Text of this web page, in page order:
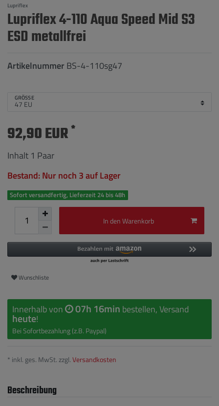
Lupriflex
Lupriflex 4-110 Aqua Speed Mid S3
ESD metallfrei
Artikelnummer BS-4-110sg47
GRÖSSE
92,90 EUR*
Inhalt 1 Paar
Bestand: Nur noch 3 auf Lager
Sofort versandfertig, Lieferzeit 24 bis 48h
In den Warenkorb
Wunschliste
Innerhalb von 07h 16min bestellen, Versand
heute!
Bei Sofortbezahlung (z.B. Paypal)
* inkl. ges. MwSt. zzgl.Versandkosten
Beschreibung